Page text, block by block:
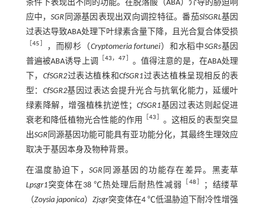
条件下表现出不同的功能。在脱落酸（ABA）介导的胁迫响
应中，SGR 同源基因表现出双向调控特征。番茄SlSGRL基因
过表达导致ABA处理下叶绿素含量下降，且光合复合体受损
［45］ ，而柳杉（Cryptomeria fortunei）和水稻中SGRs基因
普遍被ABA诱导上调
［43，47］ 。值得注意的是，在ABA处理
下， CfSGR2过表达植株和CfSGR1过表达植株呈现相反的表
型： CfSGR2基因过表达会提升光合与抗氧化能力，延缓叶
绿素降解，增强植株抗逆性；CfSGR1基因过表达则起促进
衰老和降低植物光合性能的作用
［43］ 。这相反的表型突显
出SGR 同源基因功能可能具有亚功能分化，其最终生理效应
取决于基因本身及物种背景。
在温度胁迫下，SGR 同源基因的功能存在差异。黑麦草
Lpsgr1突变体在38 ℃热处理后耐热性减弱 ［48］
；结缕草
（Zoysia japonica） Zjsgr突变体在4 ℃低温胁迫下耐冷性增强